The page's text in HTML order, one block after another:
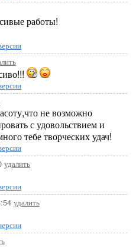
работы!
не возможно
с удовольствием и
тебе творческих удач!
удалить
удалить